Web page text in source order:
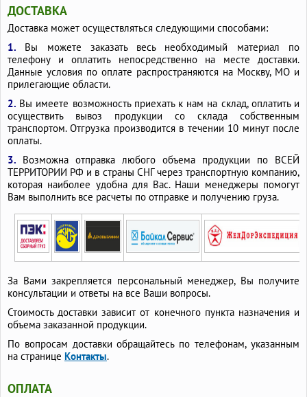
ДОСТАВКА
Доставка может осуществляться следующими способами:
1. Вы можете заказать весь необходимый материал по
телефону и оплатить непосредственно на месте доставки.
Данные условия по оплате распространяются на Москву, МО и
прилегающие области.
2. Вы имеете возможность приехать к нам на склад, оплатить и
осуществить вывоз продукции со склада собственным
транспортом. Отгрузка производится в течении 10 минут после
оплаты.
3. Возможна отправка любого объема продукции по ВСЕЙ
ТЕРРИТОРИИ РФ и в страны СНГ через транспортную компанию,
которая наиболее удобна для Вас. Наши менеджеры помогут
Вам выполнить все расчеты по отправке и получению груза.
За Вами закрепляется персональный менеджер, Вы получите
консультации и ответы на все Ваши вопросы.
Стоимость доставки зависит от конечного пункта назначения и
объема заказанной продукции.
По вопросам доставки обращайтесь по телефонам, указанным
на странице Контакты.
ОПЛАТА